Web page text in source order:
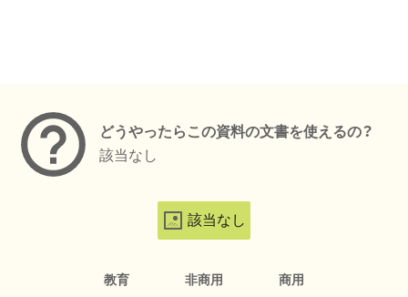
どうやったらこの資料の文書を使えるの？
該当なし
該当なし
教育 非商用 商用